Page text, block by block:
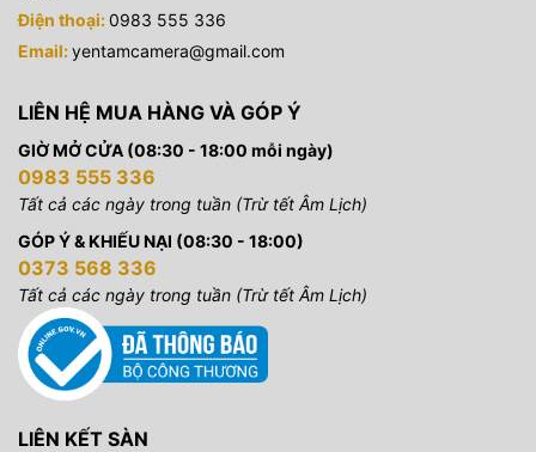
Điện thoại:0983 555 336
Email:yentamcamera@gmail.com
LIÊN HỆ MUA HÀNG VÀ GÓP Ý
GIỜ MỞ CỬA (08:30 - 18:00 mỗi ngày)
0983 555 336
Tất cả các ngày trong tuần (Trừ tết Âm Lịch)
GÓP Ý & KHIẾU NẠI (08:30 - 18:00)
0373 568 336
Tất cả các ngày trong tuần (Trừ tết Âm Lịch)
LIÊN KẾT SÀN